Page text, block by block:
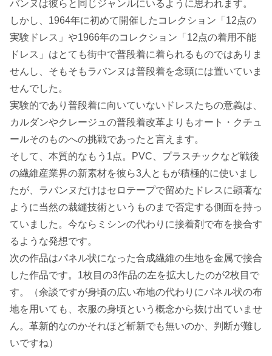
バンヌは彼らと同じジャンルにいるように思われます。
しかし、1964年に初めて開催したコレクション「12点の
実験ドレス」や1966年のコレクション「12点の着用不能
ドレス」はとても街中で普段着に着られるものではありま
せんし、そもそもラバンヌは普段着を念頭には置いていま
せんでした。
実験的であり普段着に向いていないドレスたちの意義は、
カルダンやクレージュの普段着改革よりもオート・クチュ
ールそのものへの挑戦であったと言えます。
そして、本質的なもう1点。PVC、プラスチックなど戦後
の繊維産業界の新素材を彼ら3人ともが積極的に使いまし
たが、ラバンヌだけはセロテープで留めたドレスに顕著な
ように当然の裁縫技術というものまで否定する側面を持っ
ていました。今ならミシンの代わりに接着剤で布を接合す
るような発想です。
次の作品はパネル状になった合成繊維の生地を金属で接合
した作品です。1枚目の3作品の左を拡大したのが2枚目で
す。（余談ですが身頃の広い布地の代わりにパネル状の布
地を用いても、衣服の身頃という概念から抜け出ていませ
ん。革新的なのかそれほど斬新でも無いのか、判断が難し
いですね）